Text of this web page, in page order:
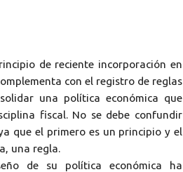
de reciente incorporación en
con el registro de reglas
una política económica que
fiscal. No se debe confundir
que el primero es un principio y el
una regla.
de su política económica ha